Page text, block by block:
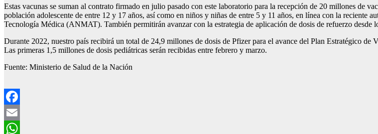
Estas vacunas se suman al contrato firmado en julio pasado con este laboratorio para la recepción de 20 millones de
población adolescente de entre 12 y 17 años, así como en niños y niñas de entre 5 y 11 años, en línea con la
Tecnología Médica (ANMAT). También permitirán avanzar con la estrategia de aplicación de dosis de refuerzo desde
Durante 2022, nuestro país recibirá un total de 24,9 millones de dosis de Pfizer para el avance del Plan Estratégico
Las primeras 1,5 millones de dosis pediátricas serán recibidas entre febrero y marzo.
Fuente: Ministerio de Salud de la Nación
Facebook
Email